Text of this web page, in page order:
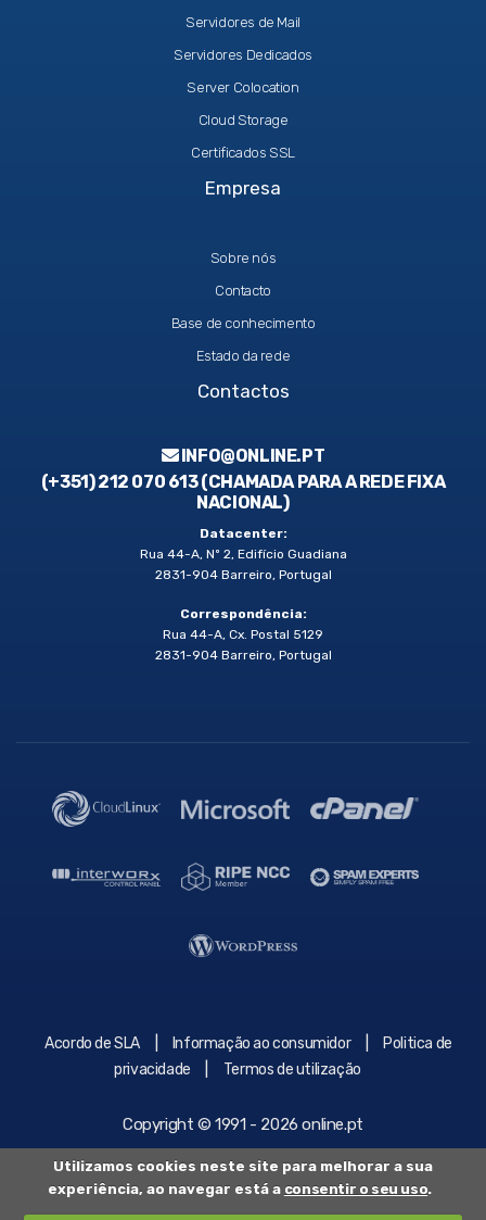
Servidores de Mail
Servidores Dedicados
Server Colocation
Cloud Storage
Certificados SSL
Empresa
Sobre nós
Contacto
Base de conhecimento
Estado da rede
Contactos
INFO@ONLINE.PT
(+351) 212 070 613 (CHAMADA PARA A REDE FIXA
NACIONAL)
Datacenter:
Rua 44-A, Nº 2, Edifício Guadiana
2831-904 Barreiro, Portugal
Correspondência:
Rua 44-A, Cx. Postal 5129
2831-904 Barreiro, Portugal
Acordo de SLA Informação ao consumidor
Politica de
privacidade
Termos de utilização
Copyright © 1991 - 2026 online.pt
Utilizamos cookies neste site para melhorar a sua
experiência, ao navegar está a consentir o seu uso.